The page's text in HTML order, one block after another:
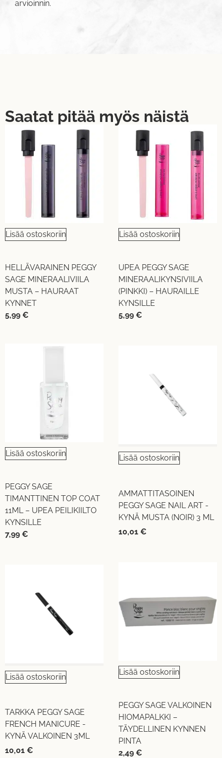
arvioinnin.
Saatat pitää myös näistä
Lisää ostoskoriin
HELLÄVARAINEN PEGGY
SAGE MINERAALIVIILA
MUSTA – HAURAAT
KYNNET
5,99 €
Lisää ostoskoriin
UPEA PEGGY SAGE
MINERAALIKYNSIVIILA
(PINKKI) – HAURAILLE
KYNSILLE
5,99 €
Lisää ostoskoriin
PEGGY SAGE
TIMANTTINEN TOP COAT
11ML – UPEA PEILIKIILTO
KYNSILLE
7,99 €
Lisää ostoskoriin
AMMATTITASOINEN
PEGGY SAGE NAIL ART -
KYNÄ MUSTA (NOIR) 3 ML
10,01 €
Lisää ostoskoriin
TARKKA PEGGY SAGE
FRENCH MANICURE -
KYNÄ VALKOINEN 3ML
10,01 €
Lisää ostoskoriin
PEGGY SAGE VALKOINEN
HIOMAPALKKI –
TÄYDELLINEN KYNNEN
PINTA
2,49 €